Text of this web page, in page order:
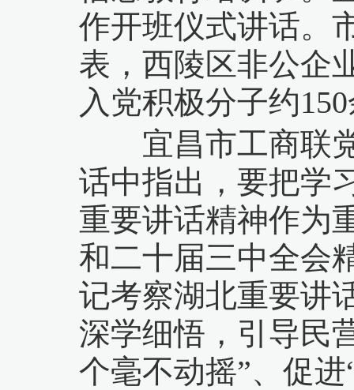
作开班仪式讲话。
表，西陵区非公企
入党积极分子约
宜昌市工商联党
话中指出，要把学
重要讲话精神作为
和二十届三中全会
记考察湖北重要讲
深学细悟，引导民
个毫不动摇”、促